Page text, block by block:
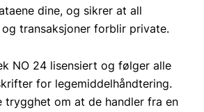
dine, og sikrer at all
transaksjoner forblir private.
NO 24 lisensiert og følger alle
for legemiddelhåndtering.
trygghet om at de handler fra en